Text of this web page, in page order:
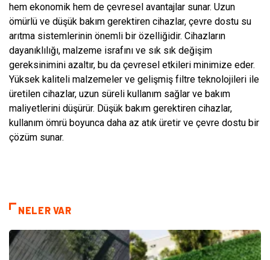
hem ekonomik hem de çevresel avantajlar sunar. Uzun
ömürlü ve düşük bakım gerektiren cihazlar, çevre dostu su
arıtma sistemlerinin önemli bir özelliğidir. Cihazların
dayanıklılığı, malzeme israfını ve sık sık değişim
gereksinimini azaltır, bu da çevresel etkileri minimize eder.
Yüksek kaliteli malzemeler ve gelişmiş filtre teknolojileri ile
üretilen cihazlar, uzun süreli kullanım sağlar ve bakım
maliyetlerini düşürür. Düşük bakım gerektiren cihazlar,
kullanım ömrü boyunca daha az atık üretir ve çevre dostu bir
çözüm sunar.
NELER VAR